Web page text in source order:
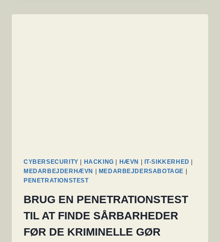
OG
CYBERSECURITY HACKING HÆVN IT-SIKKERHED
MEDARBEJDERHÆVN
MEDARBEJDERSABOTAGE
PENETRATIONSTEST
BRUG EN PENETRATIONSTEST
TIL AT FINDE SÅRBARHEDER
FØR DE KRIMINELLE GØR